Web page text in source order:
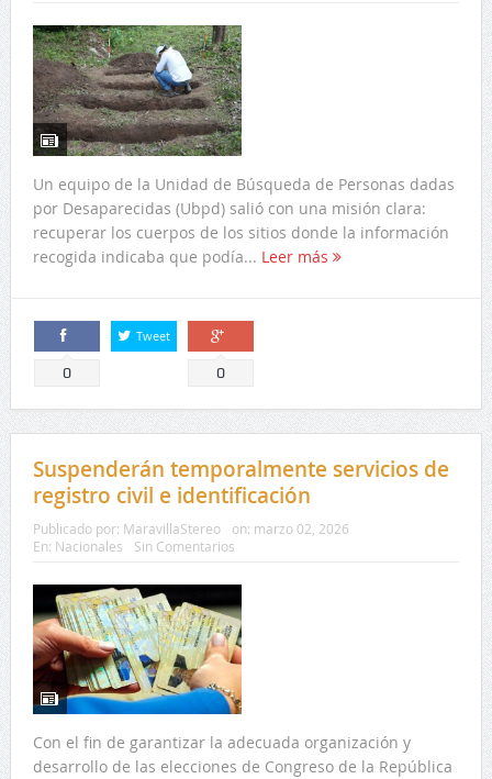
Un equipo de la Unidad de Búsqueda de Personas dadas
por Desaparecidas (Ubpd) salió con una misión clara:
recuperar los cuerpos de los sitios donde la información
recogida indicaba que podía... Leer más
Comparte
0
Tweet
Comparte
0
Suspenderán temporalmente servicios de
registro civil e identificación
Publicado por: MaravillaStereo on: marzo 02, 2026
En: Nacionales Sin Comentarios
Con el fin de garantizar la adecuada organización y
desarrollo de las elecciones de Congreso de la República